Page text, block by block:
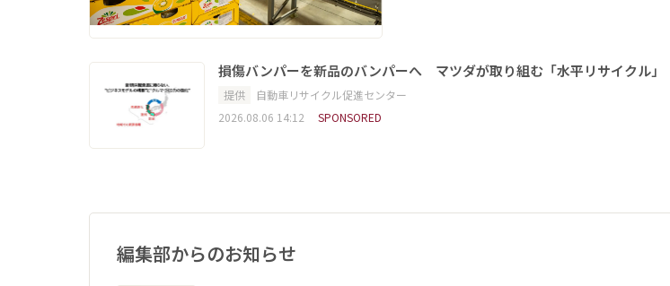
損傷バンパーを新品のバンパーへ マツダが取り組む「水平リサイクル」
提供
自動車リサイクル促進センター
2026.08.06 14:12
SPONSORED
編集部からのお知らせ